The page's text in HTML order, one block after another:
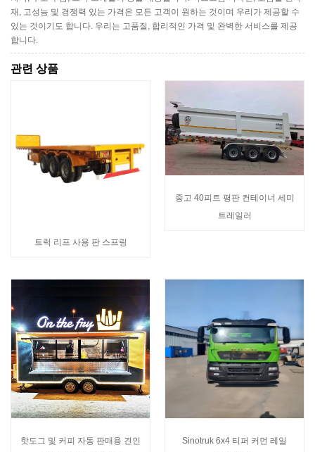
재, 고성능 및 경쟁력 있는 가격은 모든 고객이 원하는 것이며 우리가 제공할 수
있는 것이기도 합니다. 우리는 고품질, 합리적인 가격 및 완벽한 서비스를 제공
합니다.
관련 상품
트럭 리프 사용 판 스프링
중고 40피트 평판 컨테이너 세미
트레일러
핫도그 및 커피 자동 판매용 견인
Sinotruk 6x4 티퍼 커먼 레일